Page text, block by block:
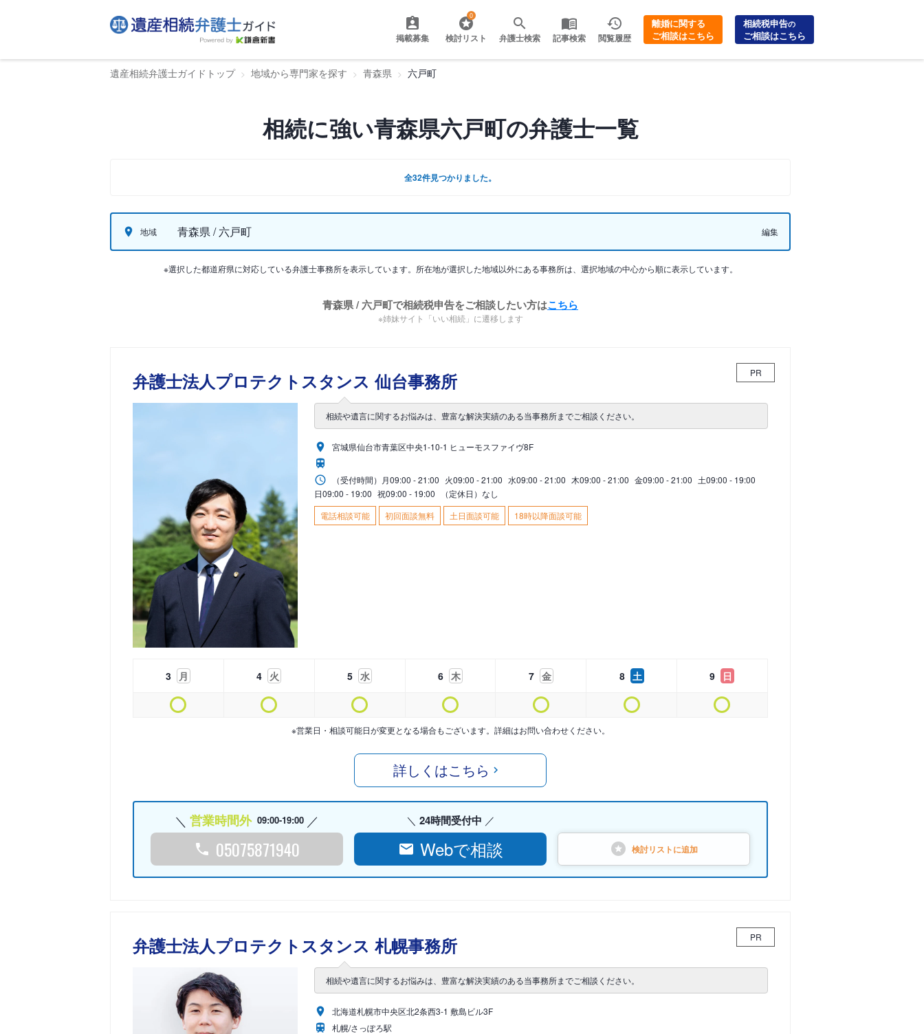
掲載募集
0
検討リスト 弁護士検索 記事検索 閲覧履歴
離婚に関する
ご相談はこちら
相続税申告の
ご相談はこちら
遺産相続弁護士ガイドトップ 地域から専門家を探す 青森県 六戸町
相続に強い青森県六戸町の弁護士一覧
全32件見つかりました。
地域 青森県 / 六戸町 編集
※選択した都道府県に対応している弁護士事務所を表示しています。所在地が選択した地域以外にある事務所は、選択地域の中心から順に表示しています。
青森県 / 六戸町で相続税申告をご相談したい方はこちら
※姉妹サイト「いい相続」に遷移します
弁護士法人プロテクトスタンス 仙台事務所 PR
相続や遺言に関するお悩みは、豊富な解決実績のある当事務所までご相談ください。
宮城県仙台市青葉区中央1-10-1 ヒューモスファイヴ8F
（受付時間） 月09:00 - 21:00 火09:00 - 21:00 水09:00 - 21:00 木09:00 - 21:00 金09:00 - 21:00 土09:00 - 19:00
日09:00 - 19:00 祝09:00 - 19:00
（定休日）なし
電話相談可能
初回面談無料 土日面談可能 18時以降面談可能
3 月 4 火 5 水 6 木 7 金 8 土 9 日
※営業日・相談可能日が変更となる場合もございます。詳細はお問い合わせください。
詳しくはこちら
営業時間外 09:00-19:00
05075871940
24時間受付中
Webで相談 検討リストに追加
弁護士法人プロテクトスタンス 札幌事務所 PR
相続や遺言に関するお悩みは、豊富な解決実績のある当事務所までご相談ください。
北海道札幌市中央区北2条西3-1 敷島ビル3F
札幌/さっぽろ駅